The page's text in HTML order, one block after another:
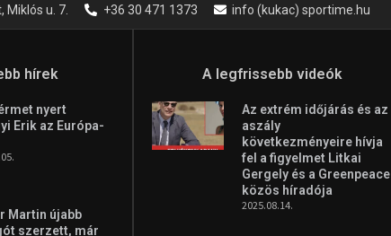
Miklós u. 7. +36 30 471 1373 info (kukac) sportime.hu
hírek
nyert
Erik az Európa-
Martin újabb
szerzett, már
A legfrissebb videók
Az extrém időjárás és az
aszály
következményeire hívja
fel a figyelmet Litkai
Gergely és a Greenpeace
közös híradója
2025.08.14.